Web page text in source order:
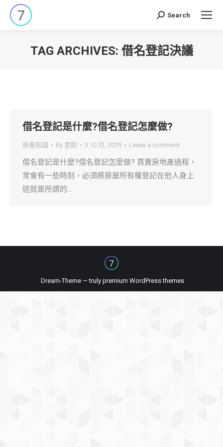
Search:
Search
TAG ARCHIVES: 借名登記決議
借名登記是什麼?借名登記怎麼做?
房產知識 By 里歐 3 10 月, 2019 Leave a comment
借名登記是什麼?借名登記怎麼做? 買賣房地產過程，
常會有一些時刻，必須將房屋所有權登記在他人身上
這就是所謂的…
Dream-Theme — truly premium WordPress themes